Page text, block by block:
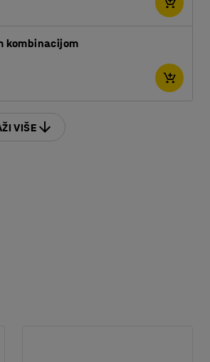
kombinacijom
VIŠE